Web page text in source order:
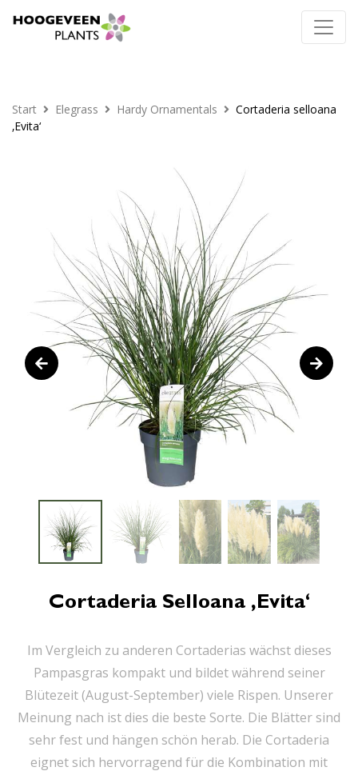
Start Elegrass Hardy Ornamentals
Cortaderia selloana
‚Evita‘
Cortaderia Selloana ‚Evita‘
Im Vergleich zu anderen Cortaderias wächst dieses
Pampasgras kompakt und bildet während seiner
Blütezeit (August-September) viele Rispen. Unserer
Meinung nach ist dies die beste Sorte. Die Blätter sind
sehr fest und hängen schön herab. Die Cortaderia
eignet sich hervorragend für die Kombination mit